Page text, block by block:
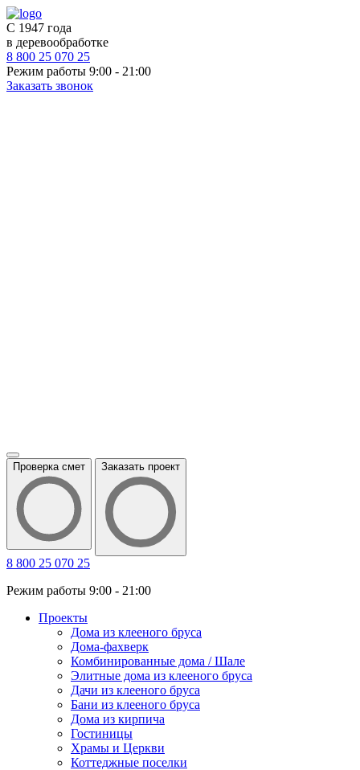
С 1947 года
в деревообработке
8 800 25 070 25
Режим работы 9:00 - 21:00
Заказать звонок
Проверка смет Заказать проект
8 800 25 070 25
Режим работы 9:00 - 21:00
Проекты
Дома из клееного бруса
Дома-фахверк
Комбинированные дома / Шале
Элитные дома из клееного бруса
Дачи из клееного бруса
Бани из клееного бруса
Дома из кирпича
Гостиницы
Храмы и Церкви
Коттеджные поселки